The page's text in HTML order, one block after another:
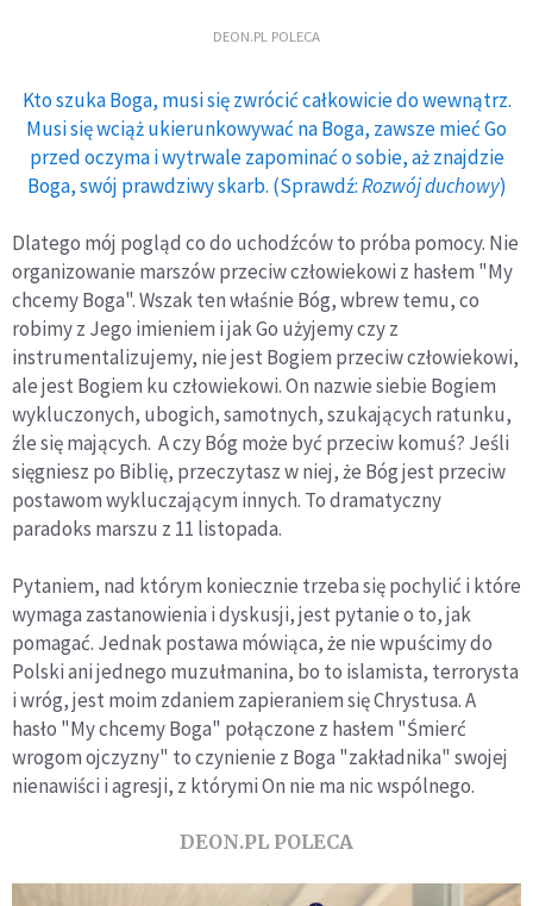
DEON.PL POLECA
Kto szuka Boga, musi się zwrócić całkowicie do wewnątrz.
Musi się wciąż ukierunkowywać na Boga, zawsze mieć Go
przed oczyma i wytrwale zapominać o sobie, aż znajdzie
Boga, swój prawdziwy skarb. (Sprawdź:Rozwój duchowy)
Dlatego mój pogląd co do uchodźców to próba pomocy. Nie
organizowanie marszów przeciw człowiekowi z hasłem "My
chcemy Boga". Wszak ten właśnie Bóg, wbrew temu, co
robimy z Jego imieniem i jak Go użyjemy czy z
instrumentalizujemy, nie jest Bogiem przeciw człowiekowi,
ale jest Bogiem ku człowiekowi. On nazwie siebie Bogiem
wykluczonych, ubogich, samotnych, szukających ratunku,
źle się mających. A czy Bóg może być przeciw komuś? Jeśli
sięgniesz po Biblię, przeczytasz w niej, że Bóg jest przeciw
postawom wykluczającym innych. To dramatyczny
paradoks marszu z 11 listopada.
Pytaniem, nad którym koniecznie trzeba się pochylić i które
wymaga zastanowienia i dyskusji, jest pytanie o to, jak
pomagać. Jednak postawa mówiąca, że nie wpuścimy do
Polski ani jednego muzułmanina, bo to islamista, terrorysta
i wróg, jest moim zdaniem zapieraniem się Chrystusa. A
hasło "My chcemy Boga" połączone z hasłem "Śmierć
wrogom ojczyzny" to czynienie z Boga "zakładnika" swojej
nienawiści i agresji, z którymi On nie ma nic wspólnego.
DEON.PL POLECA